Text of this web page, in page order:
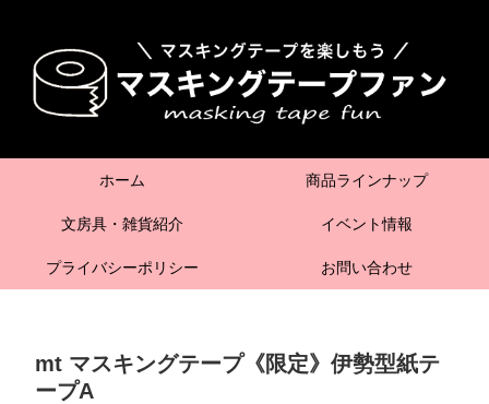
ホーム 商品ラインナップ
文房具・雑貨紹介 イベント情報
プライバシーポリシー お問い合わせ
mt マスキングテープ《限定》伊勢型紙テ
ープA